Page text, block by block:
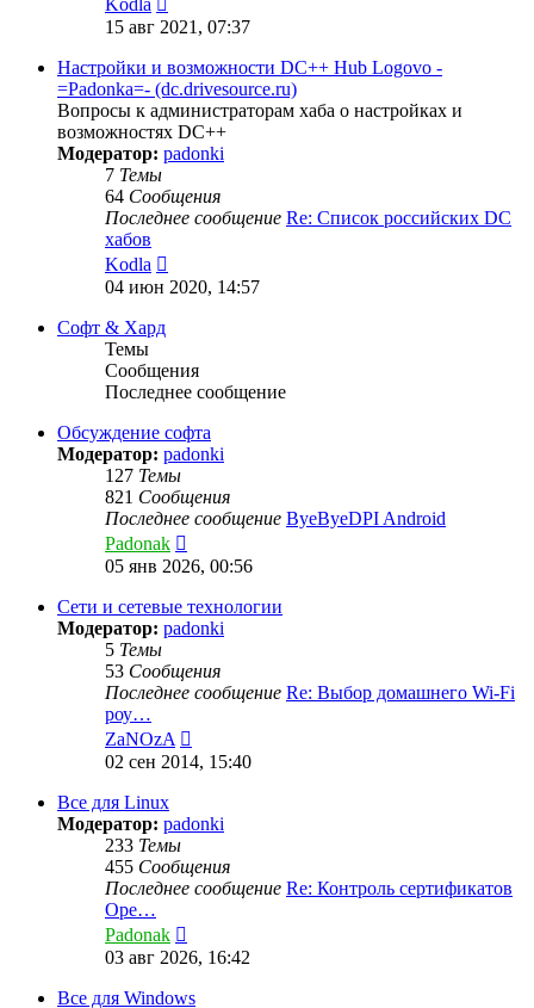
Kodla
к
сообщению
15 авг 2021, 07:37
Настройки и возможности DC++ Hub Logovo -
=Padonka=- (dc.drivesource.ru)
Вопросы к администраторам хаба о настройках и
возможностях DC++
Модератор: padonki
7 Темы
64 Сообщения
Последнее сообщение Re: Список российских DC
хабов
Kodla
к
04 июн 2020, 14:57
Софт & Хард
Темы
Сообщения
Последнее сообщение
Обсуждение софта
Модератор: padonki
127 Темы
821 Сообщения
Последнее сообщение ByeByeDPI Android
Padonak
к
сообщению
05 янв 2026, 00:56
Сети и сетевые технологии
Модератор: padonki
5 Темы
53 Сообщения
Последнее сообщение Re: Выбор домашнего Wi-Fi
роу…
ZaNOzA
к
02 сен 2014, 15:40
Все для Linux
Модератор: padonki
233 Темы
455 Сообщения
Последнее сообщение Re: Контроль сертификатов
Ope…
Padonak
к
сообщению
03 авг 2026, 16:42
Все для Windows